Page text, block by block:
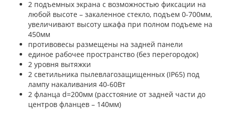
2 подъемных экрана с возможностью фиксации на
любой высоте – закаленное стекло, подъем 0-700мм,
увеличивают высоту шкафа при полном подъеме на
450мм
противовесы размещены на задней панели
единое рабочее пространство (без перегородок)
2 уровня вытяжки
2 светильника пылевлагозащищенных (IP65) под
лампу накаливания 40-60Вт
2 фланца d=200мм (расстояние от задней части до
центров фланцев – 140мм)